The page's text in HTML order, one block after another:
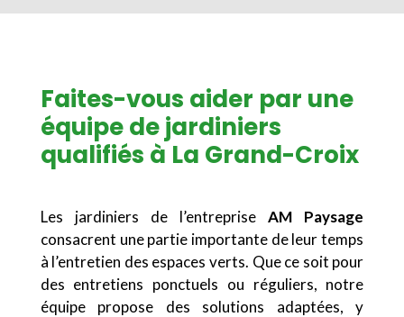
Faites-vous aider par une
équipe de jardiniers
qualifiés à La Grand-Croix
Les jardiniers de l’entrepriseAM Paysage
consacrent une partie importante de leur temps
à l’entretien des espaces verts. Que ce soit pour
des entretiens ponctuels ou réguliers, notre
équipe propose des solutions adaptées, y